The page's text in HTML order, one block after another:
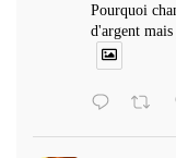
Pourquoi
d'argent